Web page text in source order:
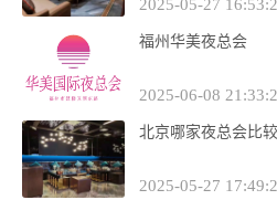
2025-05-27
福州华美夜总会
2025-06-08
北京哪家夜总会比
2025-05-27